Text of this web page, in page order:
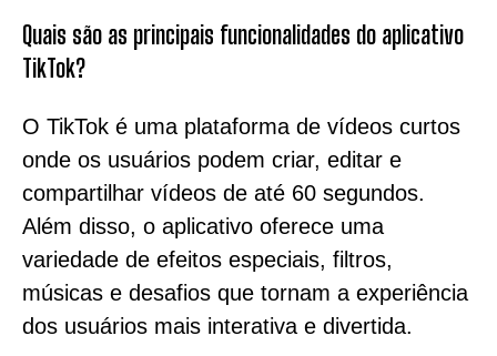
Quais são as principais funcionalidades do aplicativo
TikTok?
O TikTok é uma plataforma de vídeos curtos
onde os usuários podem criar, editar e
compartilhar vídeos de até 60 segundos.
Além disso, o aplicativo oferece uma
variedade de efeitos especiais, filtros,
músicas e desafios que tornam a experiência
dos usuários mais interativa e divertida.